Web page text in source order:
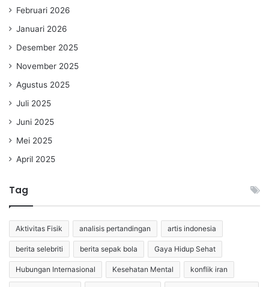
Februari 2026
Januari 2026
Desember 2025
November 2025
Agustus 2025
Juli 2025
Juni 2025
Mei 2025
April 2025
Tag
Aktivitas Fisik analisis pertandingan artis indonesia
berita selebriti berita sepak bola Gaya Hidup Sehat
Hubungan Internasional Kesehatan Mental konflik iran